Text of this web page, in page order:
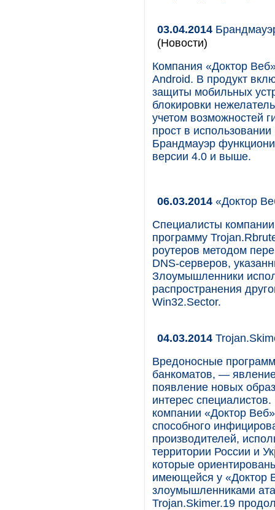
03.04.2014
(Новости)
Компания «Доктор
Android. В продукт
защиты мобильных
блокировки
учетом возможностей
прост в
Брандмауэр
версии 4.0 и выше.
06.03.2014 «Доктор
Специалисты
программу
роутеров методом
DNS-серверов,
Злоумышленники
распространения
Win32.Sector.
04.03.2014
Вредоносные
банкоматов, —
появление новых
интерес
компании «Доктор
способного
производителей,
территории России и
которые
имеющейся у «Доктор
злоумышленниками
Trojan.Skimer.19